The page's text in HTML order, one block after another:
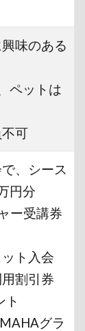
味のある
ペットは
可
、シース
円分
ー受講券
ト入会
割引券
ト
グラ